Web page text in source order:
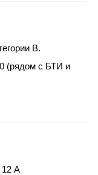
B.
(рядом с БТИ и
12 А